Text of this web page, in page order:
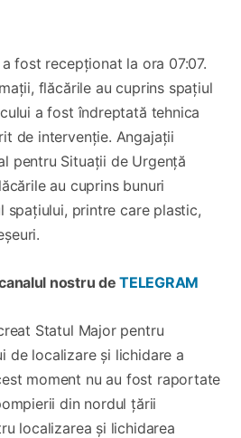
fost recepționat la ora 07:07.
flăcările au cuprins spațiul
a fost îndreptată tehnica
de intervenție. Angajații
pentru Situații de Urgență
au cuprins bunuri
spațiului, printre care plastic,
nostru de TELEGRAM
Statul Major pentru
de localizare și lichidare a
moment nu au fost raportate
din nordul țării
localizarea și lichidarea